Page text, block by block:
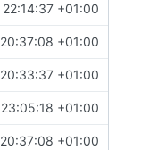
+01:00
+01:00
+01:00
+01:00
+01:00